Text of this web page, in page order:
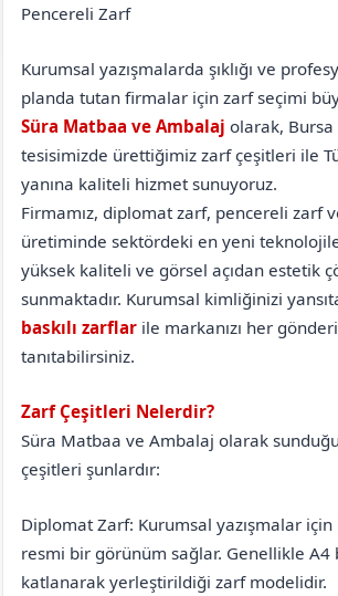
Pencereli Zarf
Kurumsal yazışmalarda şıklığı ve
planda tutan firmalar için zarf seçimi
Süra Matbaa ve Ambalaj olarak,
tesisimizde ürettiğimiz zarf çeşitleri ile
yanına kaliteli hizmet sunuyoruz.
Firmamız, diplomat zarf, pencereli zarf
üretiminde sektördeki en yeni
yüksek kaliteli ve görsel açıdan estetik
sunmaktadır. Kurumsal kimliğinizi
baskılı zarflar ile markanızı her
tanıtabilirsiniz.
Zarf Çeşitleri Nelerdir?
Süra Matbaa ve Ambalaj olarak
çeşitleri şunlardır:
Diplomat Zarf: Kurumsal yazışmalar için
resmi bir görünüm sağlar. Genellikle A4
katlanarak yerleştirildiği zarf modelidir.